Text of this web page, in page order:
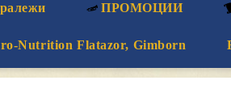
ПРОМОЦИИ
Nutrition Flatazor, Gimborn